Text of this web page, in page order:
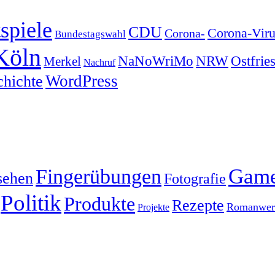
Bundestagswahl CDUCorona- Corona-
Merkel Nachruf NaNoWriMo NRW
WordPress
FingerübungenFotografie
PolitikProdukte Projekte Rezepte